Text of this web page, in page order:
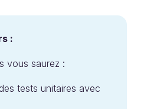
:
vous saurez :
tests unitaires avec